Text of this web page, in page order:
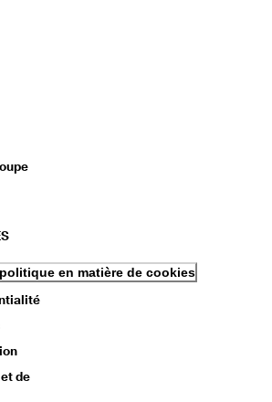
en matière de cookies
de